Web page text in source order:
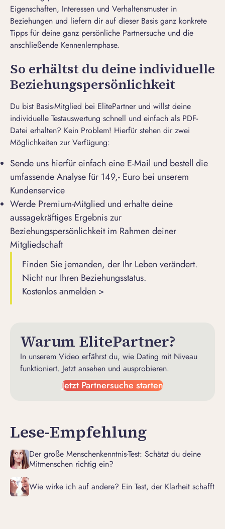
Eigenschaften, Interessen und Verhaltensmuster in
Beziehungen und liefern dir auf dieser Basis ganz konkrete
Tipps für deine ganz persönliche Partnersuche und die
anschließende Kennenlernphase.
So erhältst du deine individuelle
Beziehungspersönlichkeit
Du bist Basis-Mitglied bei ElitePartner und willst deine
individuelle Testauswertung schnell und einfach als PDF-
Datei erhalten? Kein Problem! Hierfür stehen dir zwei
Möglichkeiten zur Verfügung:
Sende uns hierfür einfach eine E-Mail und bestell die
umfassende Analyse für 149,- Euro bei unserem
Kundenservice
Werde Premium-Mitglied und erhalte deine
aussagekräftiges Ergebnis zur
Beziehungspersönlichkeit im Rahmen deiner
Mitgliedschaft
Finden Sie jemanden, der Ihr Leben verändert.
Nicht nur Ihren Beziehungsstatus.
Kostenlos anmelden >
Warum ElitePartner?
In unserem Video erfährst du, wie Dating mit Niveau
funktioniert. Jetzt ansehen und ausprobieren.
Jetzt Partnersuche starten
Lese-Empfehlung
Der große Menschenkenntnis-Test: Schätzt du deine
Mitmenschen richtig ein?
Wie wirke ich auf andere? Ein Test, der Klarheit schafft